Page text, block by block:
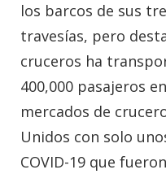
los barcos de sus
travesías, pero
cruceros ha
400,000 pasajeros
mercados de
Unidos con solo
COVID-19 que